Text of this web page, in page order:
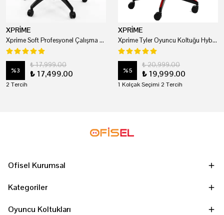
XPRİME
Xprime Soft Profesyonel Çalışma Ve Oyuncu Koltuğu
%3
₺ 17,999.00
₺ 17,499.00
2 Tercih
XPRİME
Xprime Tyler Oyuncu Koltuğu Hybrid Kumaş Kırmızı
%5
₺ 20,999.00
₺ 19,999.00
1 Kolçak Seçimi 2 Tercih
Ofisel Kurumsal
Kategoriler
Oyuncu Koltukları